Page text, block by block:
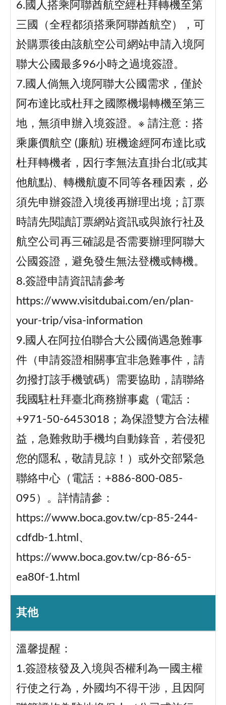
6.國人搭乘阿聯酋航空經杜拜轉機至第
三國（全程都須搭乘阿聯酋航空），可
於購票後由該航空公司網站申請入境阿
聯大公國最多96小時之過境簽證。
7.國人倘無入境阿聯大公國需求，僅於
阿布達比或杜拜之國際機場轉機至第三
地，無須申辦入境簽證。※ 請注意：搭
乘廉價航空 (廉航) 班機途經阿布達比或
杜拜轉機者，因行李無法直掛台北(或其
他航點)、轉機航廈不同等各種因素，必
須先申辦簽證入境後再辦理出境；訂票
時請先閱讀訂票網站資訊或與旅行社及
航空公司再三確認是否需要辦理阿聯大
公國簽證，避免發生無法登機或轉機。
8.簽證申請資訊請參考
https://www.visitdubai.com/en/plan-
your-trip/visa-information
9.國人在阿拉伯聯合大公國倘遇急難事
件（申請簽證相關事宜非急難事件，請
勿撥打該手機號碼）需要協助，請聯絡
我國駐杜拜臺北商務辦事處（電話：
+971-50-6453018；為保證雙方合法權
益，急難救助手機均自動錄音，若侵犯
您的隱私，敬請見諒！）或外交部緊急
聯絡中心（電話：+886-800-085-
095）。詳情請參：
https://www.boca.gov.tw/cp-85-244-
cdfdb-1.html、
https://www.boca.gov.tw/cp-86-65-
ea80f-1.html
其他
溫馨提醒：
1.簽證核發及入境與否權利為一國主權
行使之行為，外國均不得干涉，且因阿